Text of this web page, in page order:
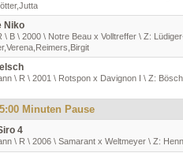
Niko
\ B \ 2000 \ Notre Beau x Volltreffer \ Z:
\ R \ 2001 \ Rotspon x Davignon I \ Z:
Minuten Pause
4
\ R \ 2006 \ Samarant x Weltmeyer \ Z: